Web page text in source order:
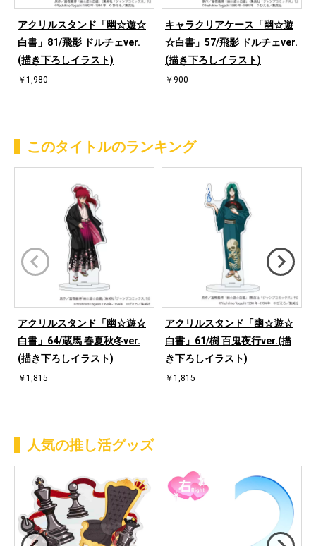
アクリルスタンド「幽☆遊☆
白書」81/飛影 ドルチェver.
(描き下ろしイラスト)
￥1,980
キャラクリアケース「幽☆遊
☆白書」57/飛影 ドルチェver.
(描き下ろしイラスト)
￥900
このタイトルのランキング
アクリルスタンド「幽☆遊☆
白書」64/蔵馬 春夏秋冬ver.
(描き下ろしイラスト)
￥1,815
アクリルスタンド「幽☆遊☆
白書」61/樹 百鬼夜行ver.(描
き下ろしイラスト)
￥1,815
人気の推し活グッズ